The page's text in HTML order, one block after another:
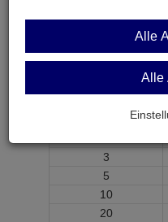
27C020-
PROM 256 Kx8 55ns
ab Menge
3
5
10
20
Alle
Alle